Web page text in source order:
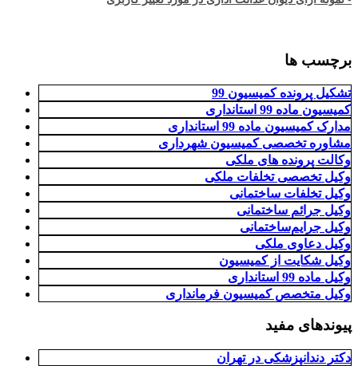
برچسب ها
تشکیل پرونده کمیسیون 99
کمیسیون ماده 99 استانداری
مدارک کمیسیون ماده 99 استانداری
مشاوره تخصصی کمیسیون شهرداری
وکالت پرونده های ملکی
وکیل تخصصی تخلفات ملکی
وکیل تخلفات ساختمانی
وکیل جرائم ساختمانی
وکیل جرایم‌ساختمانی
وکیل دعاوی ملکی
وکیل شکایت از کمیسیون
وکیل ماده 99 استانداری
وکیل متخصص کمیسیون فرمانداری
پیوندهای مفید
دکتر دندانپزشکی در تهران